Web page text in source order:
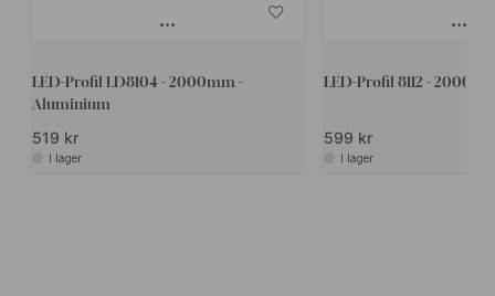
LED-Profil LD8104 - 2000mm -
Aluminium
519 kr
I lager
LED-Profil 8112 -
599 kr
I lager